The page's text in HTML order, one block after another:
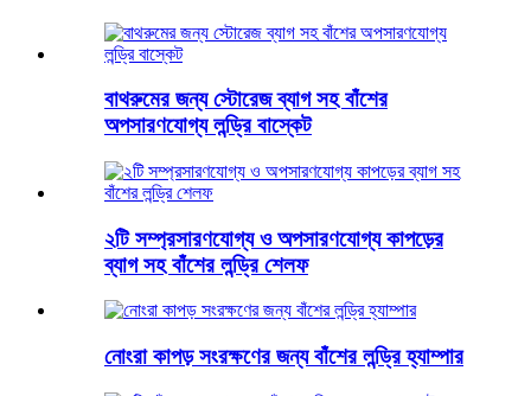
বাথরুমের জন্য স্টোরেজ ব্যাগ সহ বাঁশের
অপসারণযোগ্য লন্ড্রি বাস্কেট
২টি সম্প্রসারণযোগ্য ও অপসারণযোগ্য কাপড়ের
ব্যাগ সহ বাঁশের লন্ড্রি শেলফ
নোংরা কাপড় সংরক্ষণের জন্য বাঁশের লন্ড্রি হ্যাম্পার